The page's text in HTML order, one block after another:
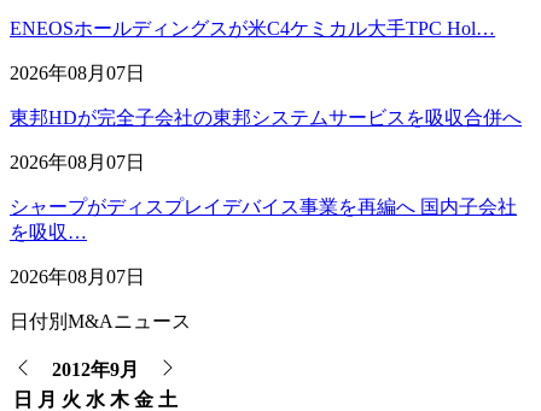
ENEOSホールディングスが米C4ケミカル大手TPC Hol…
2026年08月07日
東邦HDが完全子会社の東邦システムサービスを吸収合併へ
2026年08月07日
シャープがディスプレイデバイス事業を再編へ 国内子会社
を吸収…
2026年08月07日
日付別M&Aニュース
2012年9月
日
月 火 水 木 金 土